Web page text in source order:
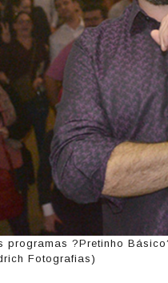
programas ?Pretinho
Fotografias)